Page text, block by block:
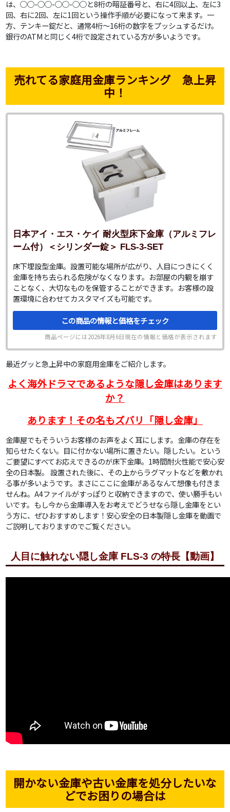
は、○○-○○-○○-○○と8桁の暗証番号と、右に4回以上、左に3
回、右に2回、左に1回という操作手順が必要になって来ます。一
方、テンキー錠だと、通常4桁～16桁の数字をプッシュするだけ。
銀行のATMと同じく4桁で設定されている方が多いようです。
売れてる家庭用金庫ランキング 急上昇
中！
日本アイ・エス・ケイ 耐火型床下金庫（アルミフレ
ーム付）＜シリンダー錠＞ FLS-3-SET
床下埋設型金庫。設置可能な場所が広がり、人目につきにくく
金庫を持ち去られる危険がなくなります。お部屋の内観を崩す
ことなく、大切なものを保管することができます。お客様の設
置環境に合わせてカスタマイズも可能です。
この商品の情報と価格をチェック
商品ページには2026年8月6日現在の情報と価格が表示されます
最近グッと急上昇中の家庭用金庫をご紹介します。
よく海外ドラマであるような隠し金庫はあります
か？
あります！その名もズバリ「隠し金庫」
金庫屋でもそういうお客様のお声をよく耳にします。金庫の存在を
知らせたくない。目に付かない場所に置きたい。隠したい。という
ご要望にすべてお応えできるのが床下金庫。1時間耐火性能で安心安
全の日本製。 設置された後に、その上からラグマットなどを敷かれ
る事が多いようです。まさにここに金庫があるなんて想像も付きま
せんね。A4ファイルがすっぽりと収納できますので、使い勝手もい
いです。もし今から金庫導入をお考えでどうせなら隠し金庫をとい
う方に、ぜひおすすめします！安心安全の日本製隠し金庫を動画で
ご説明しておりますのでご覧ください。
人目に触れない隠し金庫 FLS-3 の特長【動画】
開かない金庫や古い金庫を処分したいな
どでお困りの場合は